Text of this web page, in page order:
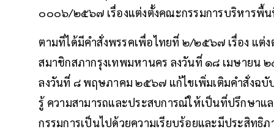
๐๐๐๖/๒๕๖๗ เรื่องแต่งตั้งคณะกรรมการบริหารพื้
ตามที่ได้มีคำสั่งพรรคเพื่อไทยที่ ๒/๒๕๖๗ เรื่อง แต่
สมาชิกสภากรุงเทพมหานคร ลงวันที่ ๑๘ เมษาย
ลงวันที่ ๘ พฤษภาคม ๒๕๖๗ แก้ไขเพิ่มเติมคำสั่งฉบั
รู้ ความสามารถและประสบการณ์ให้เป็นที่ปรึกษาแ
กรรมการเป็นไปด้วยความเรียบร้อยและมีประสิทธิ